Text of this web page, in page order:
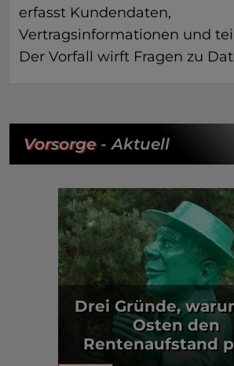
erfasst Kundendaten,
Vertragsinformationen und
Der Vorfall wirft Fragen zu
Vorsorge- Aktuell
Drei Gründe,
Osten den
Rentenaufstand